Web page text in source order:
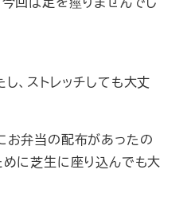
、ストレッチしても大丈
お弁当の配布があったの
に芝生に座り込んでも大